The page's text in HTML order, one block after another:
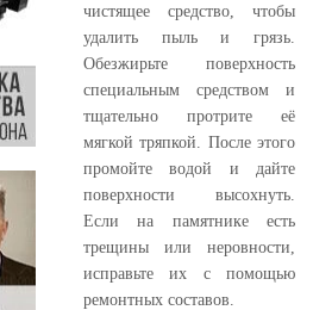
чистящее средство, чтобы
удалить пыль и грязь.
Обезжирьте поверхность
специальным средством и
тщательно протрите её
мягкой тряпкой. После этого
промойте водой и дайте
поверхности высохнуть.
Если на памятнике есть
трещины или неровности,
исправьте их с помощью
ремонтных составов.